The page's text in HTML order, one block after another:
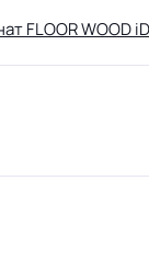
FLOOR WOOD